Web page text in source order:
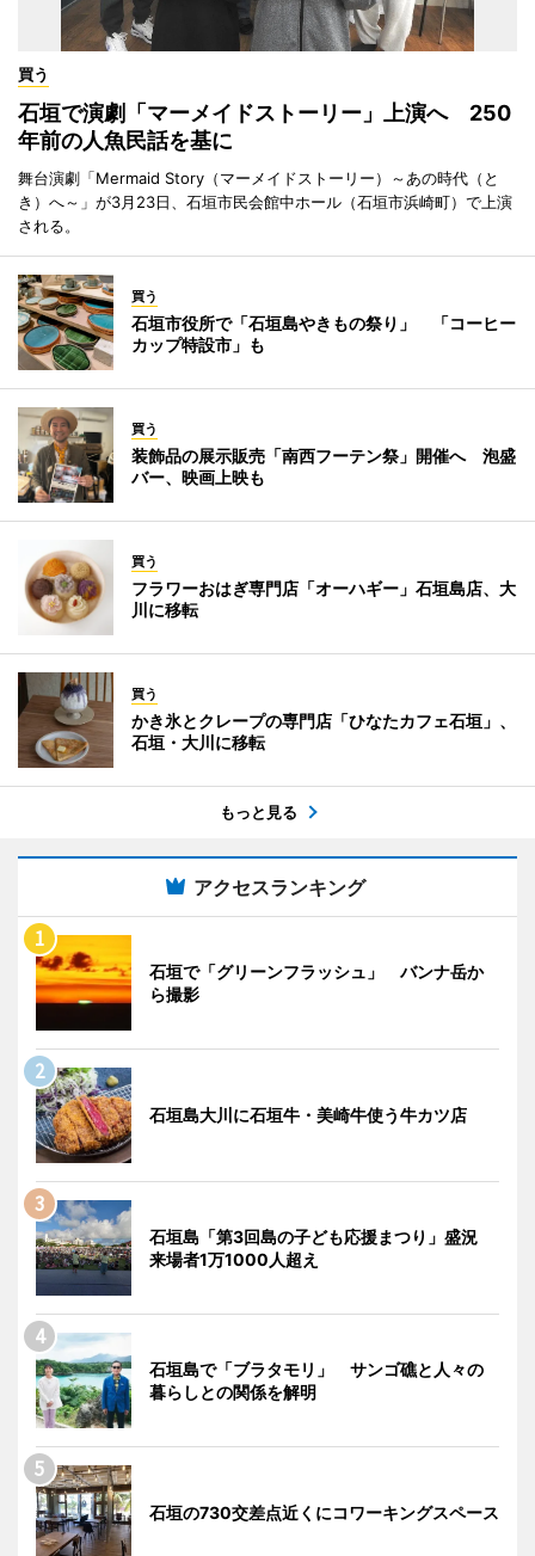
買う
石垣で演劇「マーメイドストーリー」上演へ 250
年前の人魚民話を基に
舞台演劇「Mermaid Story（マーメイドストーリー）～あの時代（と
き）へ～」が3月23日、石垣市民会館中ホール（石垣市浜崎町）で上演
される。
買う
石垣市役所で「石垣島やきもの祭り」 「コーヒー
カップ特設市」も
買う
装飾品の展示販売「南西フーテン祭」開催へ 泡盛
バー、映画上映も
買う
フラワーおはぎ専門店「オーハギー」石垣島店、大
川に移転
買う
かき氷とクレープの専門店「ひなたカフェ石垣」、
石垣・大川に移転
もっと見る
アクセスランキング
石垣で「グリーンフラッシュ」 バンナ岳か
ら撮影
石垣島大川に石垣牛・美崎牛使う牛カツ店
石垣島「第3回島の子ども応援まつり」盛況
来場者1万1000人超え
石垣島で「ブラタモリ」 サンゴ礁と人々の
暮らしとの関係を解明
石垣の730交差点近くにコワーキングスペース